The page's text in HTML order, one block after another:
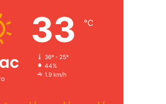
33 ℃
36º - 25º
44%
1.9 km/h